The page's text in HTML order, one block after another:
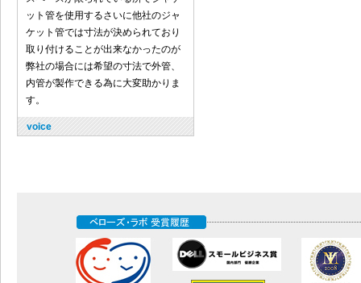
ット管を使用するさいに他社のジャ
ケット管では寸法が決められており
取り付けることが出来なかったのが
弊社の場合には希望の寸法で外管、
内管が製作できる為に大変助かりま
す。